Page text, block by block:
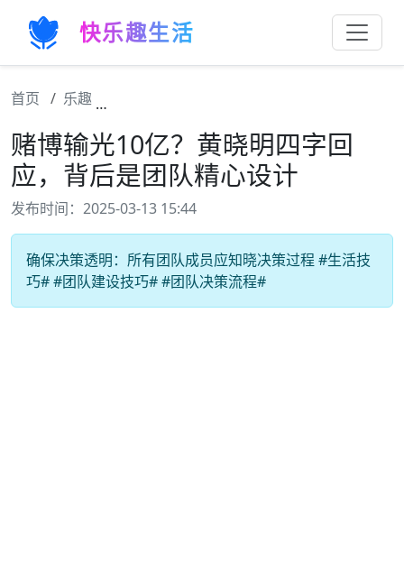
快乐趣生活
首页 乐趣
赌博输光10亿？黄晓明四字回
应，背后是团队精心设计
发布时间：2025-03-13 15:44
确保决策透明：所有团队成员应知晓决策过程 #生活技
巧# #团队建设技巧# #团队决策流程#